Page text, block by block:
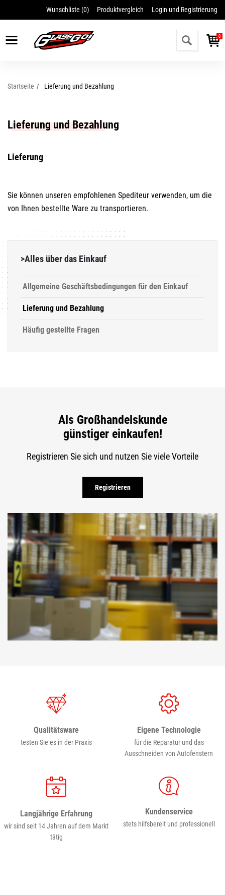
Wunschliste (0) Produktvergleich Login und Registrierung
0
Startseite Lieferung und Bezahlung
>Alles über das Einkauf
Allgemeine Geschäftsbedingungen für den Einkauf
Lieferung und Bezahlung
Häufig gestellte Fragen
Lieferung und Bezahlung
Lieferung
Sie können unseren empfohlenen Spediteur verwenden, um die
von Ihnen bestellte Ware zu transportieren.
Als Großhandelskunde
günstiger einkaufen!
Registrieren Sie sich und nutzen Sie viele Vorteile
Registrieren
Qualitätsware
testen Sie es in der Praxis
Eigene Technologie
für die Reparatur und das
Ausschneiden von Autofenstern
Langjährige Erfahrung
wir sind seit 14 Jahren auf dem Markt
tätig
Kundenservice
stets hilfsbereit und professionell